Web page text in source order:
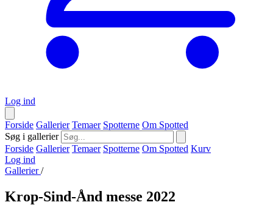
Log ind
Forside Gallerier Temaer Spotterne Om Spotted
Søg i gallerier
Forside Gallerier Temaer Spotterne Om Spotted Kurv
Log ind
Gallerier/
Krop-Sind-Ånd messe 2022